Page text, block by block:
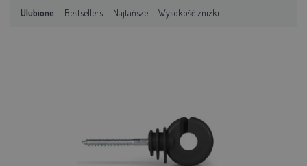
Ulubione Bestsellers Najtańsze Wysokość zniżki